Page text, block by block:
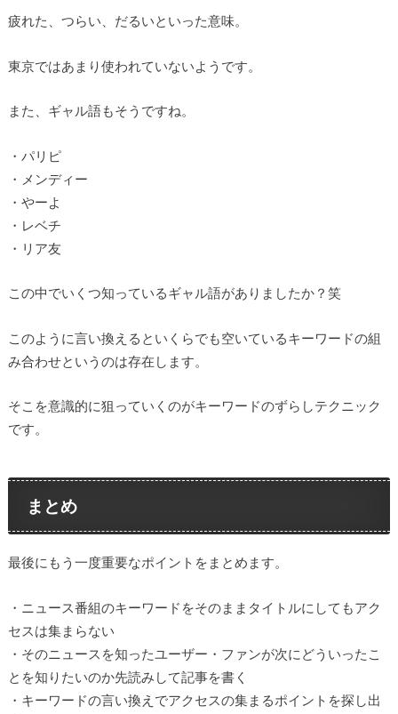
疲れた、つらい、だるいといった意味。
東京ではあまり使われていないようです。
また、 ギャル語もそうですね。
・パリピ
・メンディー
・やーよ
・レベチ
・リア友
この中でいくつ知っているギャル語がありましたか？笑
このように言い換えるといくらでも空いているキーワードの組
み合わせというのは存在します。
そこを意識的に狙っていくのがキーワードのずらしテクニック
です。
まとめ
最後にもう一度重要なポイントをまとめます。
・ニュース番組のキーワードをそのままタイトルにしてもアク
セスは集まらない
・そのニュースを知ったユーザー・ファンが次にどういったこ
とを知りたいのか先読みして記事を書く
・キーワードの言い換えでアクセスの集まるポイントを探し出